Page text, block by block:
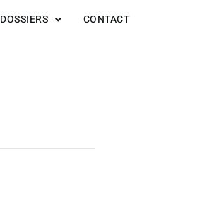
DOSSIERS CONTACT